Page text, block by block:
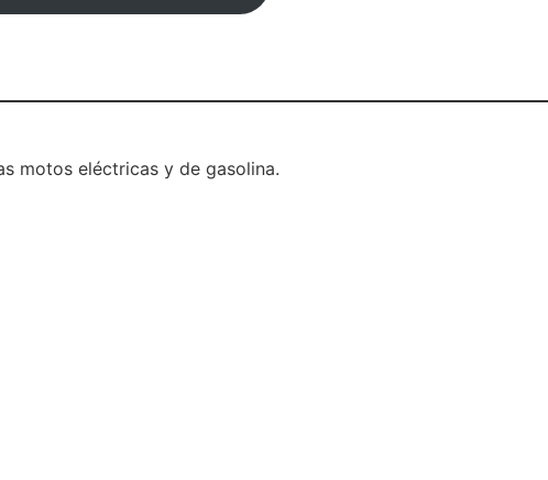
motos eléctricas y de gasolina.